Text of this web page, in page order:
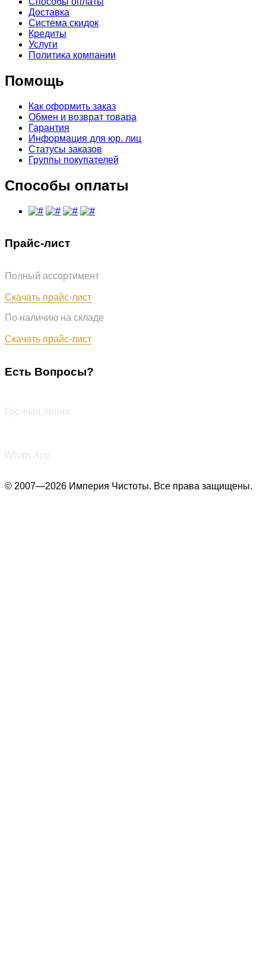
Доставка
Система скидок
Кредиты
Услуги
Политика компании
Помощь
Как оформить заказ
Обмен и возврат товара
Гарантия
Информация для юр. лиц
Статусы заказов
Группы покупателей
Способы оплаты
Прайс-лист
Полный ассортимент
Скачать прайс-лист
По наличию на складе
Скачать прайс-лист
Есть Вопросы?
Горячая линия
Whats App
© 2007—2026 Империя Чистоты. Все права защищены.